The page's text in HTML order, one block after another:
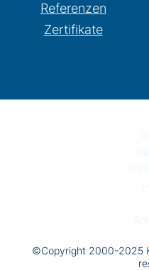
Referenzen
Zertifikate
©Copyright 2000-2025